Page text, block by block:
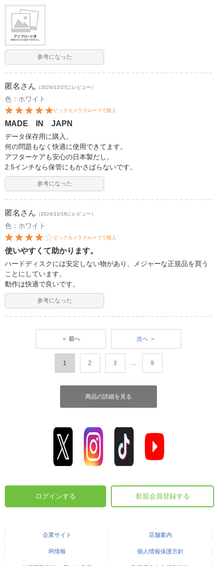
参考になった
匿名 さん （2024/12/27にレビュー）
色：ホワイト
ビックカメラグループで購入
MADE IN JAPN
データ保存用に購入。
何の問題もなく快適に使用できてます。
アフターケアも安心の日本製だし。
2.5インチなら保管にもかさばらないです。
参考になった
匿名 さん （2024/11/18にレビュー）
色：ホワイト
ビックカメラグループで購入
使いやすくて助かります。
ハードディスクには安定しない物があり、メジャーな正規品を買う
ことにしています。
動作は快適で良いです。
参考になった
＜ 前へ 次へ ＞
1 2 3 9
商品の詳細を見る
ログインする 新規会員登録する
企業サイト 店舗案内
IR情報 個人情報保護方針